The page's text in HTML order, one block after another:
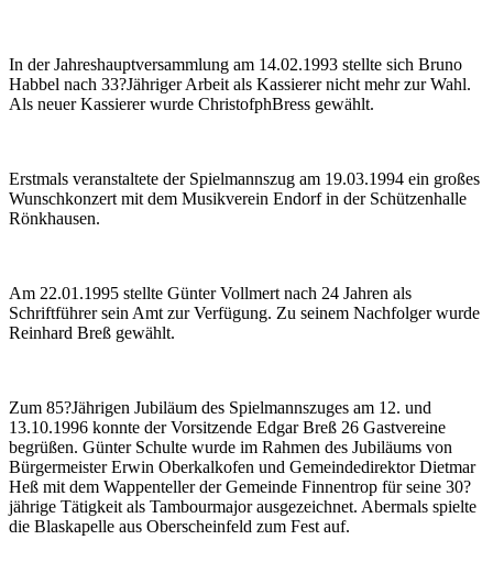
In der Jahreshauptversammlung am 14.02.1993 stellte sich Bruno
Habbel nach 33?Jähriger Arbeit als Kassierer nicht mehr zur Wahl.
Als neuer Kassierer wurde ChristofphBress gewählt.
Erstmals veranstaltete der Spielmannszug am 19.03.1994 ein großes
Wunschkonzert mit dem Musikverein Endorf in der Schützenhalle
Rönkhausen.
Am 22.01.1995 stellte Günter Vollmert nach 24 Jahren als
Schriftführer sein Amt zur Verfügung. Zu seinem Nachfolger wurde
Reinhard Breß gewählt.
Zum 85?Jährigen Jubiläum des Spielmannszuges am 12. und
13.10.1996 konnte der Vorsitzende Edgar Breß 26 Gastvereine
begrüßen. Günter Schulte wurde im Rahmen des Jubiläums von
Bürgermeister Erwin Oberkalkofen und Gemeindedirektor Dietmar
Heß mit dem Wappenteller der Gemeinde Finnentrop für seine 30?
jährige Tätigkeit als Tambourmajor ausgezeichnet. Abermals spielte
die Blaskapelle aus Oberscheinfeld zum Fest auf.